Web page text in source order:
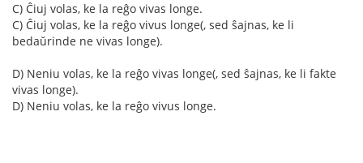
C) Ĉiuj volas, ke la reĝo vivas longe.
C) Ĉiuj volas, ke la reĝo vivus longe(, sed ŝajnas, ke li
bedaŭrinde ne vivas longe).
D) Neniu volas, ke la reĝo vivas longe(, sed ŝajnas, ke li fakte
vivas longe).
D) Neniu volas, ke la reĝo vivus longe.